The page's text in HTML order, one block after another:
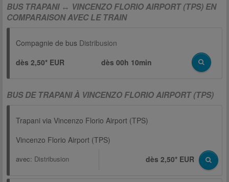
BUS TRAPANI ↔ VINCENZO FLORIO AIRPORT (TPS) EN
COMPARAISON AVEC LE TRAIN
Compagnie de bus Distribusion
dès 2,50* EUR
dès00h 10min
BUS DE TRAPANI À VINCENZO FLORIO AIRPORT (TPS)
Trapani via Vincenzo Florio Airport (TPS)
Vincenzo Florio Airport (TPS)
avec: Distribusion dès 2,50* EUR